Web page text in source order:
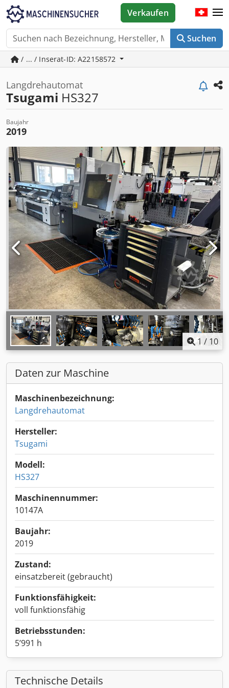
Suchen
Verkaufen
/ ... / Inserat-ID: A22158572
Langdrehautomat
Tsugami HS327
Baujahr
2019
1 / 10
Daten zur Maschine
Maschinenbezeichnung:
Langdrehautomat
Hersteller:
Tsugami
Modell:
HS327
Maschinennummer:
10147A
Baujahr:
2019
Zustand:
einsatzbereit (gebraucht)
Funktionsfähigkeit:
voll funktionsfähig
Betriebsstunden:
5’991 h
Technische Details